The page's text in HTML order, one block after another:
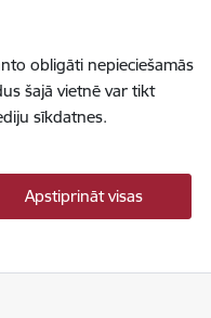
obligāti nepieciešamās
šajā vietnē var tikt
sīkdatnes.
Apstiprināt visas